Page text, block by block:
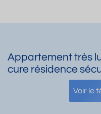
Appartement très
cure résidence
Voir le